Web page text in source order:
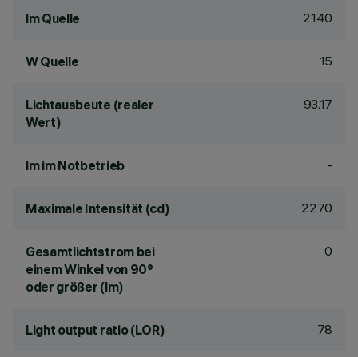
lm Quelle 2140
W Quelle 15
Lichtausbeute (realer
Wert)
93.17
lm im Notbetrieb -
Maximale Intensität (cd) 2270
Gesamtlichtstrom bei
einem Winkel von 90°
oder größer (lm)
0
Light output ratio (LOR) 78